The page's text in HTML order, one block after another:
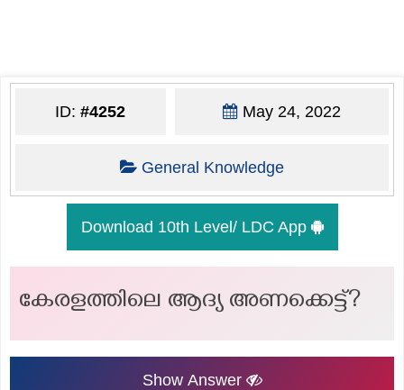
ID:#4252 May 24, 2022
General Knowledge
Download 10th Level/ LDC App
കേരളത്തിലെ ആദ്യ അണക്കെട്ട്‍?
Show Answer